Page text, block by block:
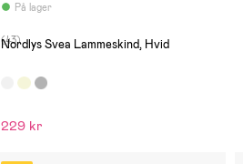
På lager
(43)
Nordlys Svea Lammeskind, Hvid
229 kr